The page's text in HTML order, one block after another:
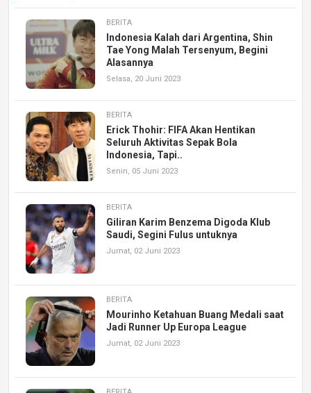
BERITA
Indonesia Kalah dari Argentina, Shin
Tae Yong Malah Tersenyum, Begini
Alasannya
Selasa, 20 Juni 2023
BERITA
Erick Thohir: FIFA Akan Hentikan
Seluruh Aktivitas Sepak Bola
Indonesia, Tapi..
Senin, 05 Juni 2023
BERITA
Giliran Karim Benzema Digoda Klub
Saudi, Segini Fulus untuknya
Jumat, 02 Juni 2023
BERITA
Mourinho Ketahuan Buang Medali saat
Jadi Runner Up Europa League
Jumat, 02 Juni 2023